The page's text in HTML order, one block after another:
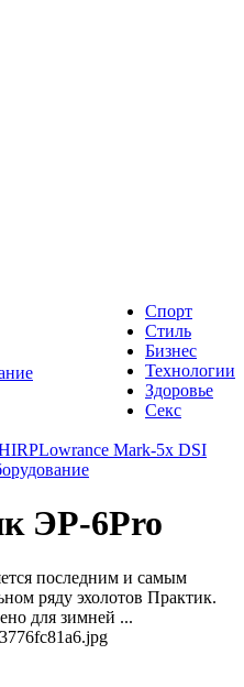
Спорт
Стиль
Бизнес
Технологии
Здоровье
Секс
Lowrance Mark-5x DSI
ЭР-6Pro
последним и самым
ряду эхолотов Практик.
для зимней ...